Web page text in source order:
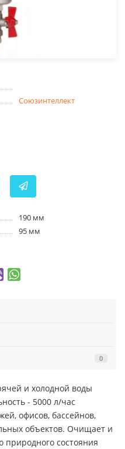
Союзинтеллект
190 мм
95 мм
0
и холодной воды
- 5000 л/час
офисов, бассейнов,
объектов. Очищает и
природного состояния